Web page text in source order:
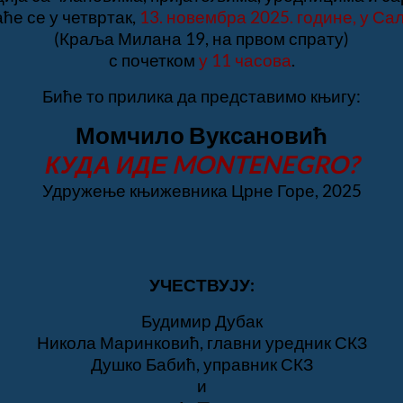
се у четвртак, 13. новембра 2025. године, у
(Краља Милана 19, на првом спрату)
с почетком у 11 часова.
Биће то прилика да представимо књигу:
Момчило Вуксановић
КУДА ИДЕ MONTENEGRO?
Удружење књижевника Црне Горе, 2025
УЧЕСТВУЈУ:
Будимир Дубак
Никола Маринковић, главни уредник СКЗ
Душко Бабић, управник СКЗ
и